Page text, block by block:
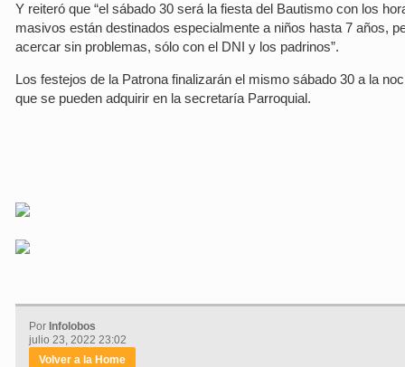
Y reiteró que “el sábado 30 será la fiesta del Bautismo con los
masivos están destinados especialmente a niños hasta 7 años,
acercar sin problemas, sólo con el DNI y los padrinos”.
Los festejos de la Patrona finalizarán el mismo sábado 30 a la
que se pueden adquirir en la secretaría Parroquial.
Por Infolobos
julio 23, 2022 23:02
Volver a la Home